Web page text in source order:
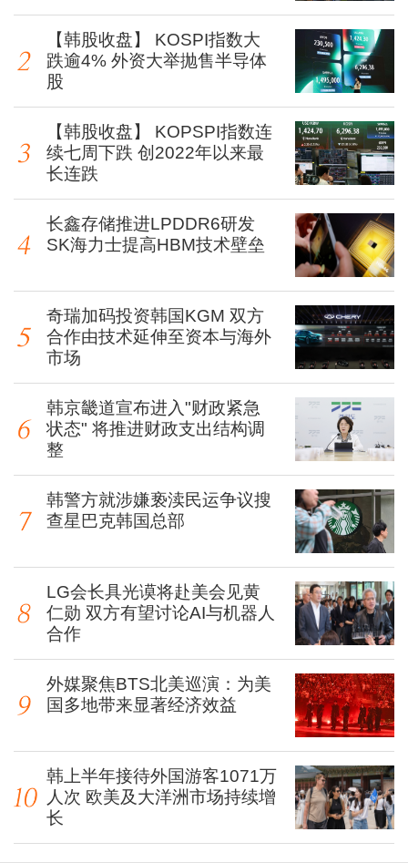
【韩股收盘】 KOSPI指数大
跌逾4% 外资大举抛售半导体
股
【韩股收盘】 KOPSPI指数连
续七周下跌 创2022年以来最
长连跌
长鑫存储推进LPDDR6研发
SK海力士提高HBM技术壁垒
奇瑞加码投资韩国KGM 双方
合作由技术延伸至资本与海外
市场
韩京畿道宣布进入"财政紧急
状态" 将推进财政支出结构调
整
韩警方就涉嫌亵渎民运争议搜
查星巴克韩国总部
LG会长具光谟将赴美会见黄
仁勋 双方有望讨论AI与机器人
合作
外媒聚焦BTS北美巡演：为美
国多地带来显著经济效益
韩上半年接待外国游客1071万
人次 欧美及大洋洲市场持续增
长